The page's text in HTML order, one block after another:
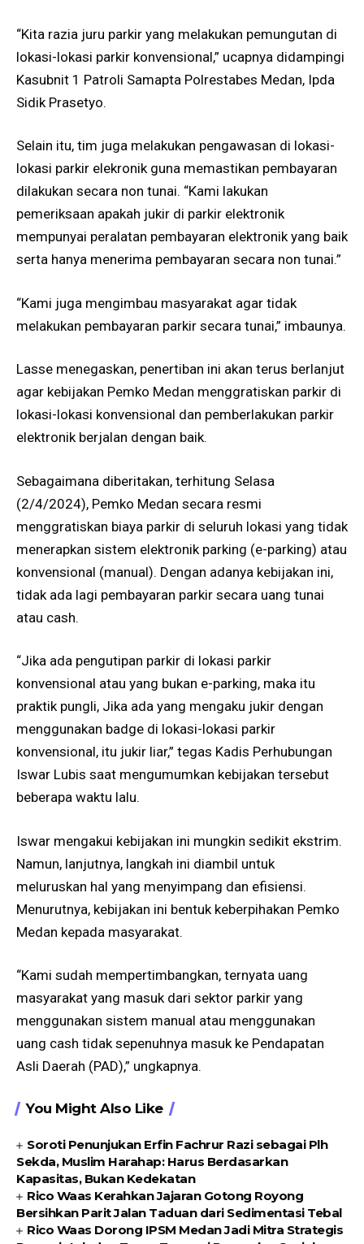
“Kita razia juru parkir yang melakukan pemungutan di
lokasi-lokasi parkir konvensional,” ucapnya didampingi
Kasubnit 1 Patroli Samapta Polrestabes Medan, Ipda
Sidik Prasetyo.
Selain itu, tim juga melakukan pengawasan di lokasi-
lokasi parkir elekronik guna memastikan pembayaran
dilakukan secara non tunai. “Kami lakukan
pemeriksaan apakah jukir di parkir elektronik
mempunyai peralatan pembayaran elektronik yang baik
serta hanya menerima pembayaran secara non tunai.”
“Kami juga mengimbau masyarakat agar tidak
melakukan pembayaran parkir secara tunai,” imbaunya.
Lasse menegaskan, penertiban ini akan terus berlanjut
agar kebijakan Pemko Medan menggratiskan parkir di
lokasi-lokasi konvensional dan pemberlakukan parkir
elektronik berjalan dengan baik.
Sebagaimana diberitakan, terhitung Selasa
(2/4/2024), Pemko Medan secara resmi
menggratiskan biaya parkir di seluruh lokasi yang tidak
menerapkan sistem elektronik parking (e-parking) atau
konvensional (manual). Dengan adanya kebijakan ini,
tidak ada lagi pembayaran parkir secara uang tunai
atau cash.
“Jika ada pengutipan parkir di lokasi parkir
konvensional atau yang bukan e-parking, maka itu
praktik pungli, Jika ada yang mengaku jukir dengan
menggunakan badge di lokasi-lokasi parkir
konvensional, itu jukir liar,” tegas Kadis Perhubungan
Iswar Lubis saat mengumumkan kebijakan tersebut
beberapa waktu lalu.
Iswar mengakui kebijakan ini mungkin sedikit ekstrim.
Namun, lanjutnya, langkah ini diambil untuk
meluruskan hal yang menyimpang dan efisiensi.
Menurutnya, kebijakan ini bentuk keberpihakan Pemko
Medan kepada masyarakat.
“Kami sudah mempertimbangkan, ternyata uang
masyarakat yang masuk dari sektor parkir yang
menggunakan sistem manual atau menggunakan
uang cash tidak sepenuhnya masuk ke Pendapatan
Asli Daerah (PAD),” ungkapnya.
You Might Also Like
Soroti Penunjukan Erfin Fachrur Razi sebagai Plh
Sekda, Muslim Harahap: Harus Berdasarkan
Kapasitas, Bukan Kedekatan
Rico Waas Kerahkan Jajaran Gotong Royong
Bersihkan Parit Jalan Taduan dari Sedimentasi Tebal
Rico Waas Dorong IPSM Medan Jadi Mitra Strategis